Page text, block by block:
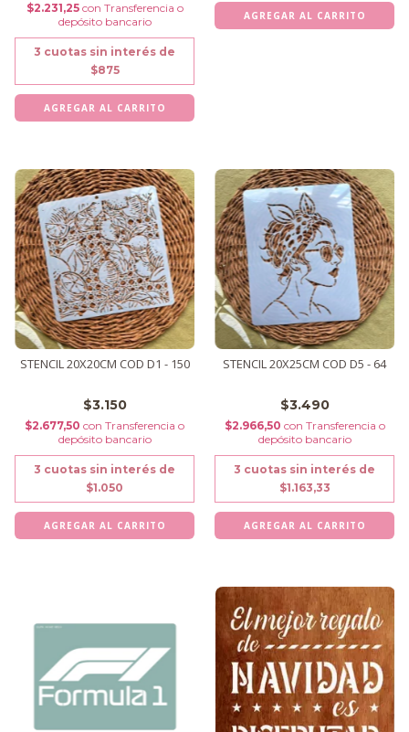
$2.231,25 con Transferencia o
depósito bancario
3 cuotas sin interés de
$875
STENCIL 20X20CM COD D1 - 150
$3.150
$2.677,50 con Transferencia o
depósito bancario
3 cuotas sin interés de
$1.050
STENCIL 20X25CM COD D5 - 64
$3.490
$2.966,50 con Transferencia o
depósito bancario
3 cuotas sin interés de
$1.163,33